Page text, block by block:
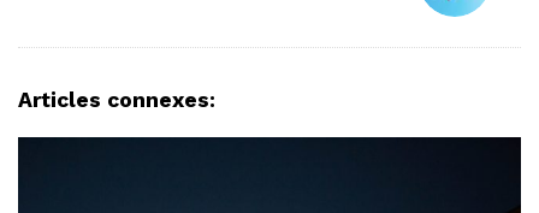
Articles connexes: